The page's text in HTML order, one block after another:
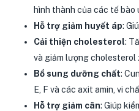
hình thành của các tế bào
Hỗ trợ giảm huyết áp:
Cải thiện cholesterol:
và giảm lượng cholesterol
Bổ sung dưỡng chất:
E, F và các axit amin, vi
Hỗ trợ giảm cân: Giúp